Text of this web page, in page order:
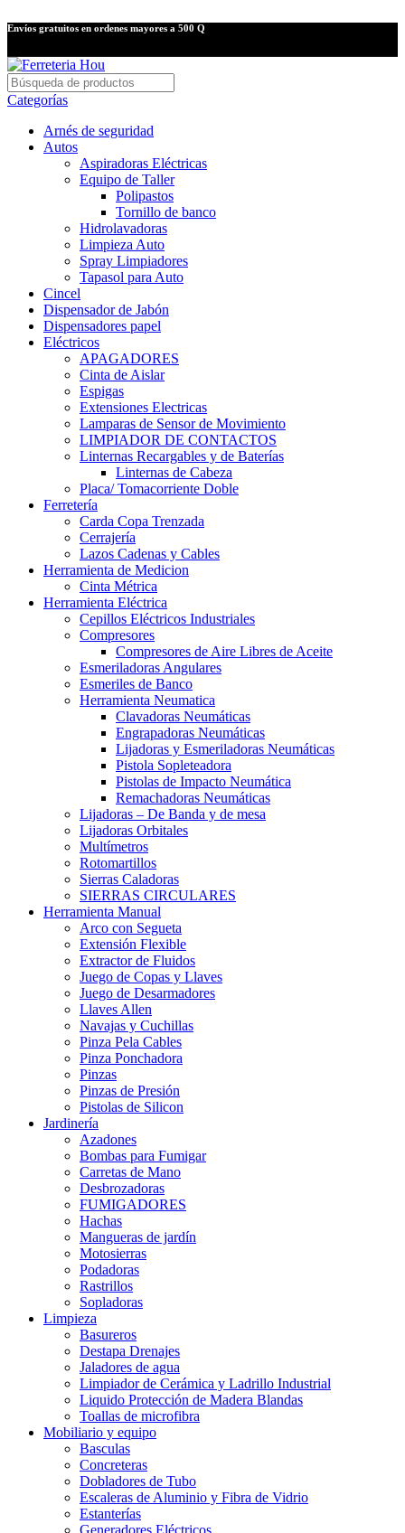
Envíos gratuitos en ordenes mayores a 500 Q
Categorías
Arnés de seguridad
Autos
Aspiradoras Eléctricas
Equipo de Taller
Polipastos
Tornillo de banco
Hidrolavadoras
Limpieza Auto
Spray Limpiadores
Tapasol para Auto
Cincel
Dispensador de Jabón
Dispensadores papel
Eléctricos
APAGADORES
Cinta de Aislar
Espigas
Extensiones Electricas
Lamparas de Sensor de Movimiento
LIMPIADOR DE CONTACTOS
Linternas Recargables y de Baterías
Linternas de Cabeza
Placa/ Tomacorriente Doble
Ferretería
Carda Copa Trenzada
Cerrajería
Lazos Cadenas y Cables
Herramienta de Medicion
Cinta Métrica
Herramienta Eléctrica
Cepillos Eléctricos Industriales
Compresores
Compresores de Aire Libres de Aceite
Esmeriladoras Angulares
Esmeriles de Banco
Herramienta Neumatica
Clavadoras Neumáticas
Engrapadoras Neumáticas
Lijadoras y Esmeriladoras Neumáticas
Pistola Sopleteadora
Pistolas de Impacto Neumática
Remachadoras Neumáticas
Lijadoras – De Banda y de mesa
Lijadoras Orbitales
Multímetros
Rotomartillos
Sierras Caladoras
SIERRAS CIRCULARES
Herramienta Manual
Arco con Segueta
Extensión Flexible
Extractor de Fluidos
Juego de Copas y Llaves
Juego de Desarmadores
Llaves Allen
Navajas y Cuchillas
Pinza Pela Cables
Pinza Ponchadora
Pinzas
Pinzas de Presión
Pistolas de Silicon
Jardinería
Azadones
Bombas para Fumigar
Carretas de Mano
Desbrozadoras
FUMIGADORES
Hachas
Mangueras de jardín
Motosierras
Podadoras
Rastrillos
Sopladoras
Limpieza
Basureros
Destapa Drenajes
Jaladores de agua
Limpiador de Cerámica y Ladrillo Industrial
Liquido Protección de Madera Blandas
Toallas de microfibra
Mobiliario y equipo
Basculas
Concreteras
Dobladores de Tubo
Escaleras de Aluminio y Fibra de Vidrio
Estanterías
Generadores Eléctricos